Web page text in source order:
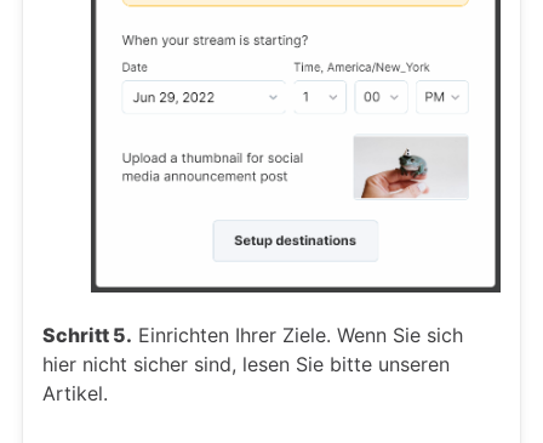
Schritt 5. Einrichten Ihrer Ziele. Wenn Sie sich
hier nicht sicher sind, lesen Sie bitte unseren
Artikel.